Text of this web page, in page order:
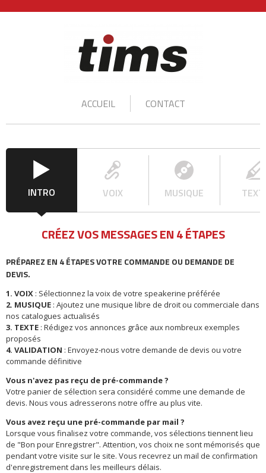
ACCUEIL CONTACT
INTRO VOIX MUSIQUE
CRÉEZ VOS MESSAGES EN 4 ÉTAPES
PRÉPAREZ EN 4 ÉTAPES VOTRE COMMANDE OU DEMANDE DE
DEVIS.
1. VOIX : Sélectionnez la voix de votre speakerine préférée
2. MUSIQUE : Ajoutez une musique libre de droit ou commerciale dans
nos catalogues actualisés
3. TEXTE : Rédigez vos annonces grâce aux nombreux exemples
proposés
4. VALIDATION : Envoyez-nous votre demande de devis ou votre
commande définitive
Vous n'avez pas reçu de pré-commande ?
Votre panier de sélection sera considéré comme une demande de
devis. Nous vous adresserons notre offre au plus vite.
Vous avez reçu une pré-commande par mail ?
Lorsque vous finalisez votre commande, vos sélections tiennent lieu
de "Bon pour Enregistrer". Attention, vos choix ne sont mémorisés que
pendant votre visite sur le site. Vous recevrez un mail de confirmation
d'enregistrement dans les meilleurs délais.